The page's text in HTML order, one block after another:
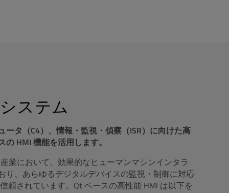
ステム
ータ（C4）、情報・監視・偵察（ISR）に向けた高
HMI 機能を活用します。
業において、効果的なヒューマンマシンインタラ
り、あらゆるデジタルデバイスの監視・制御に対応
頼されています。Qt ベースの高性能 HMI は以下を